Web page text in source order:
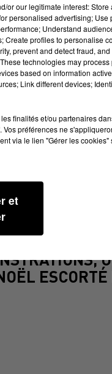
NOËL LES
ESCORTÉ
or our legitimate interest: Store
personalised advertising; Use
Understand
Create profiles to personalise
prevent and detect fraud, and
technologies may process
based on information
Link different devices;
finalités et/ou partenaires
préférences ne
via le lien "Gérer les cookies"
et